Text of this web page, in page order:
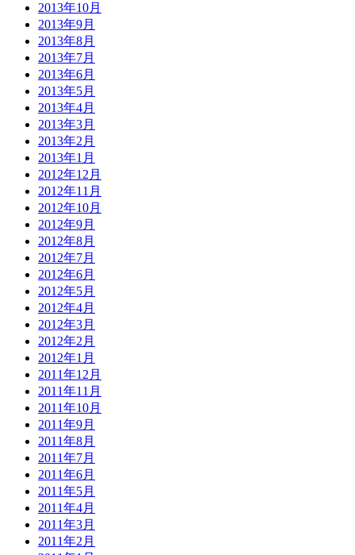
2013年10月
2013年9月
2013年8月
2013年7月
2013年6月
2013年5月
2013年4月
2013年3月
2013年2月
2013年1月
2012年12月
2012年11月
2012年10月
2012年9月
2012年8月
2012年7月
2012年6月
2012年5月
2012年4月
2012年3月
2012年2月
2012年1月
2011年12月
2011年11月
2011年10月
2011年9月
2011年8月
2011年7月
2011年6月
2011年5月
2011年4月
2011年3月
2011年2月